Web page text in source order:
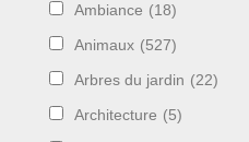
Ambiance (18)
Animaux (527)
Arbres du jardin (22)
Architecture (5)